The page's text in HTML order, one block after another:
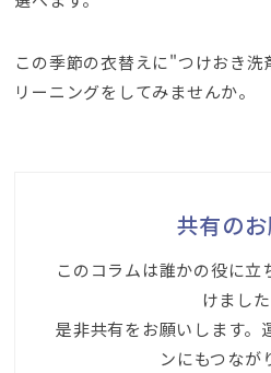
この季節の衣替えに"つけおき
リーニングをしてみませんか。
共有の
このコラムは誰かの役に立
けまし
是非共有をお願いします。
ンにもつなが